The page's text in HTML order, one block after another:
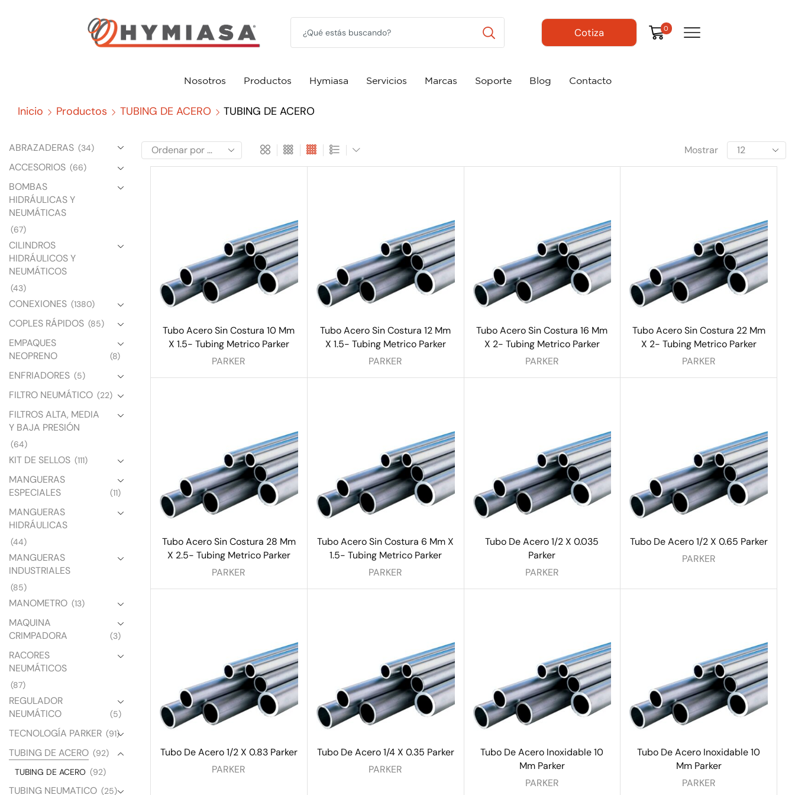
Cotiza 0
Nosotros Productos Hymiasa Servicios Marcas Soporte Blog Contacto
Inicio Productos TUBING DE ACERO TUBING DE ACERO
Mostrar
Tubo Acero Sin Costura 10 Mm
X 1.5- Tubing Metrico Parker
PARKER
Tubo Acero Sin Costura 12 Mm
X 1.5- Tubing Metrico Parker
PARKER
Tubo Acero Sin Costura 16 Mm
X 2- Tubing Metrico Parker
PARKER
Tubo Acero Sin Costura 22 Mm
X 2- Tubing Metrico Parker
PARKER
Tubo Acero Sin Costura 28 Mm
X 2.5- Tubing Metrico Parker
PARKER
Tubo Acero Sin Costura 6 Mm X
1.5- Tubing Metrico Parker
PARKER
Tubo De Acero 1/2 X 0.035
Parker
PARKER
Tubo De Acero 1/2 X 0.65 Parker
PARKER
Tubo De Acero 1/2 X 0.83 Parker
PARKER
Tubo De Acero 1/4 X 0.35 Parker
PARKER
Tubo De Acero Inoxidable 10
Mm Parker
PARKER
Tubo De Acero Inoxidable 10
Mm Parker
PARKER
ABRAZADERAS (34)
ACCESORIOS (66)
BOMBAS
HIDRÁULICAS Y
NEUMÁTICAS
(67)
CILINDROS
HIDRÁULICOS Y
NEUMÁTICOS
(43)
CONEXIONES (1380)
COPLES RÁPIDOS (85)
EMPAQUES
NEOPRENO
(8)
ENFRIADORES (5)
FILTRO NEUMÁTICO (22)
FILTROS ALTA, MEDIA
Y BAJA PRESIÓN
(64)
KIT DE SELLOS (111)
MANGUERAS
ESPECIALES
(11)
MANGUERAS
HIDRÁULICAS
(44)
MANGUERAS
INDUSTRIALES
(85)
MANOMETRO (13)
MAQUINA
CRIMPADORA
(3)
RACORES
NEUMÁTICOS
(87)
REGULADOR
NEUMÁTICO
(5)
TECNOLOGÍA PARKER (91)
TUBING DE ACERO (92)
TUBING DE ACERO (92)
TUBING NEUMATICO (25)